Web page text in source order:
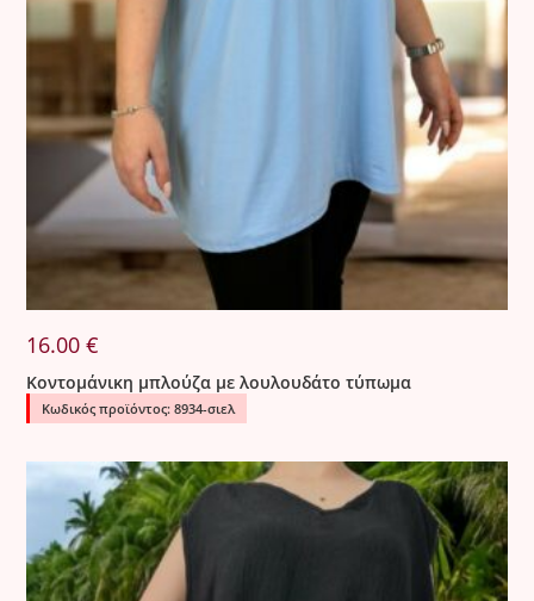
16.00€
Κοντομάνικη μπλούζα με λουλουδάτο τύπωμα
Κωδικός προϊόντος: 8934-σιελ